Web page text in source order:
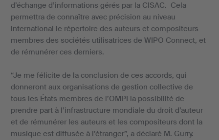
d’échange d’informations gérés par la CISAC. Cela
permettra de connaître avec précision au niveau
international le répertoire des auteurs et compositeurs
membres des sociétés utilisatrices de WIPO Connect, et
de rémunérer ces derniers.
“Je me félicite de la conclusion de ces accords, qui
donneront aux organisations de gestion collective de
tous les États membres de l’OMPI la possibilité de
prendre part à l’infrastructure mondiale du droit d’auteur
et de rémunérer les auteurs et les compositeurs dont la
musique est diffusée à l’étranger”, a déclaré M. Gurry.